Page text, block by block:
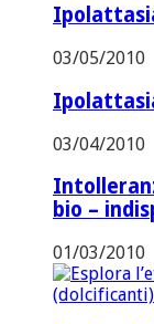
03/05/2010
03/04/2010
bio –
01/03/2010